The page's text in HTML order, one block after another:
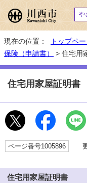
や
現在の位置： トップペ
保険（申請書）
> 住宅用
住宅用家屋証明書
ページ番号1005896 更
住宅用家屋証明書